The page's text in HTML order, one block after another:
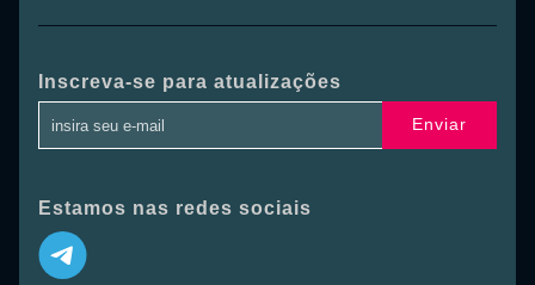
Inscreva-se para atualizações
Enviar
Estamos nas redes sociais